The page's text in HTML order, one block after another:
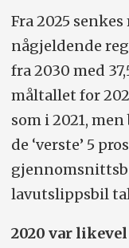
Fra 2025
någjeldende
fra 2030 med
måltallet for
som i 2021,
de ‘verste’ 5
lavutslippsbil
2020 var